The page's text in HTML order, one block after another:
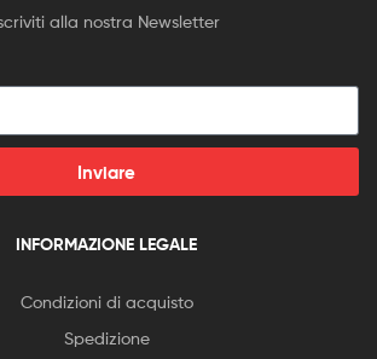
alla nostra Newsletter
Inviare
INFORMAZIONE LEGALE
Condizioni di acquisto
Spedizione